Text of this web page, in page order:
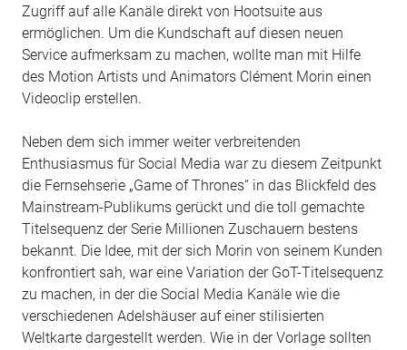
Zugriff auf alle Kanäle direkt von Hootsuite aus
ermöglichen. Um die Kundschaft auf diesen neuen
Service aufmerksam zu machen, wollte man mit Hilfe
des Motion Artists und Animators Clément Morin einen
Videoclip erstellen.
Neben dem sich immer weiter verbreitenden
Enthusiasmus für Social Media war zu diesem Zeitpunkt
die Fernsehserie „Game of Thrones“ in das Blickfeld des
Mainstream-Publikums gerückt und die toll gemachte
Titelsequenz der Serie Millionen Zuschauern bestens
bekannt. Die Idee, mit der sich Morin von seinem Kunden
konfrontiert sah, war eine Variation der GoT-Titelsequenz
zu machen, in der die Social Media Kanäle wie die
verschiedenen Adelshäuser auf einer stilisierten
Weltkarte dargestellt werden. Wie in der Vorlage sollten